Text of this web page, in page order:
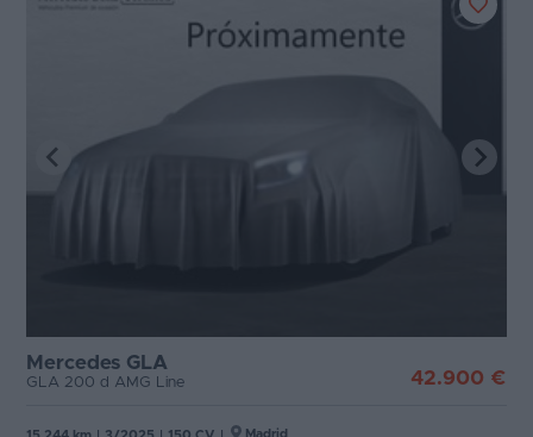
Mercedes GLA
GLA 200 d AMG Line 42.900 €
Madrid